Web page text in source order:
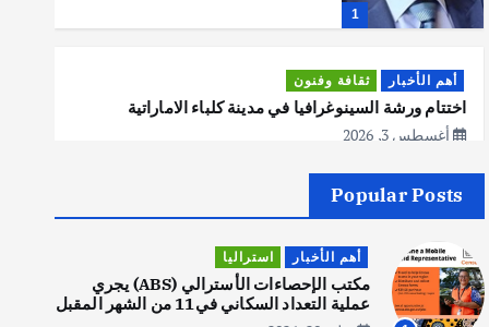
1
أهم الأخبار ثقافة وفنون
اختتام ورشة السينوغرافيا في مدينة كلباء الاماراتية
أغسطس 3, 2026
أهم الأخبار جاليات غير مصنف
قصة نجاح العراقي عمر الشمري الذي
اصبح بطلاً لأستراليا بلعبة كمال
الاجسام
يوليو 30, 2026
Popular Posts
أهم الأخبار استراليا
مكتب الإحصاءات الأسترالي (ABS) يجري
عملية التعداد السكاني في11 من الشهر المقبل